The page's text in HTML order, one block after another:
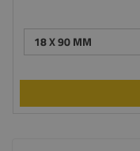
18 X 90 MM